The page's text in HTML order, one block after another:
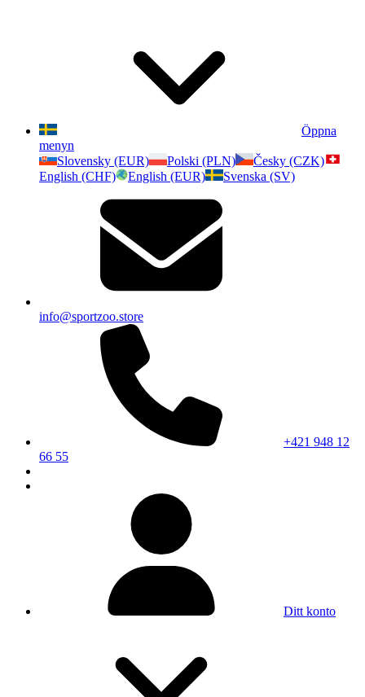
Öppna
menyn
Slovensky (EUR)
Polski (PLN)
Česky (CZK)
English (CHF)
English (EUR) Svenska (SV)
info@sportzoo.store
+421 948 12
66 55
Ditt konto